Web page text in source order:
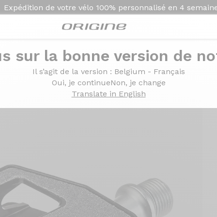
Expédition de votre vélo 100% personnalisé en 4
sur la bonne version de
Il s’agit de la version : Belgium - Français
Oui, je continueNon, je change
Translate in English